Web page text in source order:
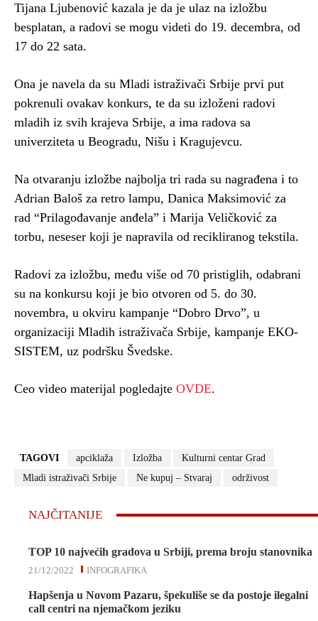
Tijana Ljubenović kazala je da je ulaz na izložbu
besplatan, a radovi se mogu videti do 19. decembra, od
17 do 22 sata.
Ona je navela da su Mladi istraživači Srbije prvi put
pokrenuli ovakav konkurs, te da su izloženi radovi
mladih iz svih krajeva Srbije, a ima radova sa
univerziteta u Beogradu, Nišu i Kragujevcu.
Na otvaranju izložbe najbolja tri rada su nagrađena i to
Adrian Baloš za retro lampu, Danica Maksimović za
rad “Prilagođavanje anđela” i Marija Veličković za
torbu, neseser koji je napravila od recikliranog tekstila.
Radovi za izložbu, među više od 70 pristiglih, odabrani
su na konkursu koji je bio otvoren od 5. do 30.
novembra, u okviru kampanje “Dobro Drvo”, u
organizaciji Mladih istraživača Srbije, kampanje EKO-
SISTEM, uz podršku Švedske.
Ceo video materijal pogledajte OVDE.
TAGOVI apciklaža Izložba
Kulturni centar Grad
Mladi istraživači Srbije
Ne kupuj – Stvaraj održivost
NAJČITANIJE
TOP 10 najvećih gradova u Srbiji, prema broju stanovnika
INFOGRAFIKA
21/12/2022
Hapšenja u Novom Pazaru, špekuliše se da postoje ilegalni
call centri na njemačkom jeziku